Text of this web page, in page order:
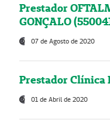
Prestador
GONÇALO
07 de Agosto de 2020
Prestador Clínica
01 de Abril de 2020